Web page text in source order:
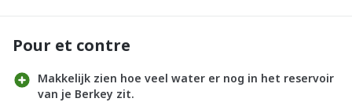
Pour et contre
Makkelijk zien hoe veel water er nog in het reservoir
van je Berkey zit.